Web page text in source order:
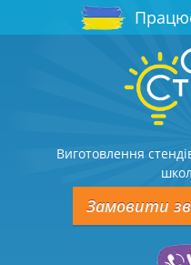
Виготовлення
Замовити